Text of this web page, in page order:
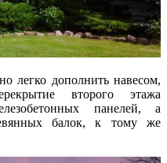
легко дополнить навесом,
второго этажа
панелей, а
балок, к тому же